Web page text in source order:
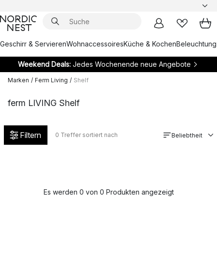
Geschirr & ServierenWohnaccessoiresKüche & KochenBeleuchtung
Weekend Deals:Jedes Wochenende neue Angebote
Marken / Ferm Living / Shelf
ferm LIVING Shelf
Filtern 0 Treffer sortiert nach Beliebtheit
Es werden 0 von 0 Produkten angezeigt